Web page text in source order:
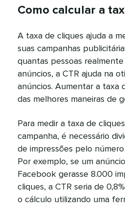
Como calcular a
A taxa de cliques ajuda a
suas campanhas
quantas pessoas realmente
anúncios, a CTR ajuda na
anúncios. Aumentar a taxa
das melhores maneiras de
Para medir a taxa de
campanha, é necessário
de impressões pelo
Por exemplo, se um
Facebook gerasse 8.000
cliques, a CTR seria de
o cálculo utilizando uma